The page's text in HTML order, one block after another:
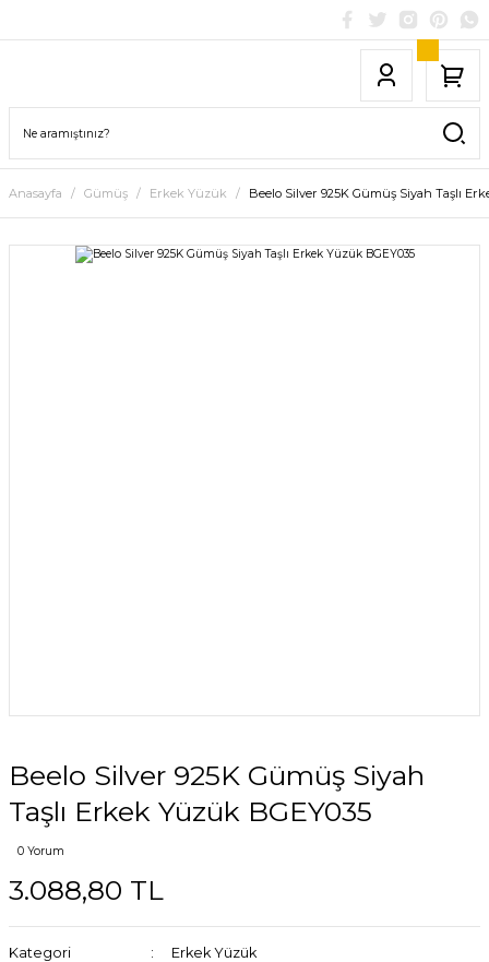
Anasayfa Gümüş Erkek Yüzük Beelo Silver 925K Gümüş Siyah Taşlı
Beelo Silver 925K Gümüş Siyah
Taşlı Erkek Yüzük BGEY035
0 Yorum
3.088,80 TL
Kategori
Erkek Yüzük